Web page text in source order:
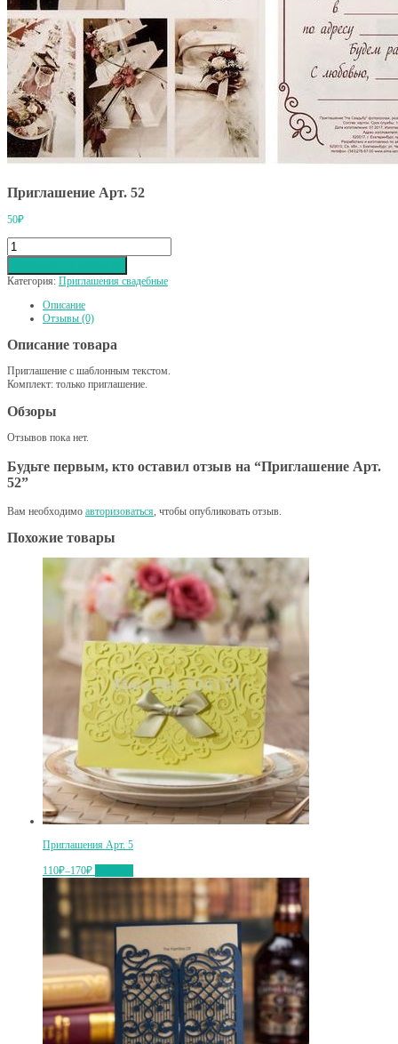
Приглашение Арт. 52
50₽
Категория: Приглашения свадебные
Описание
Отзывы (0)
Описание товара
Приглашение с шаблонным текстом.
Комплект: только приглашение.
Обзоры
Отзывов пока нет.
Будьте первым, кто оставил отзыв на “Приглашение Арт.
52”
Вам необходимо авторизоваться , чтобы опубликовать отзыв.
Похожие товары
Приглашения Арт. 5
110₽–170₽